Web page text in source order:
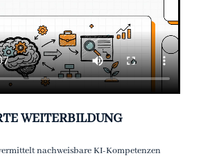
WEITERBILDUNG
nachweisbare KI-Kompetenzen